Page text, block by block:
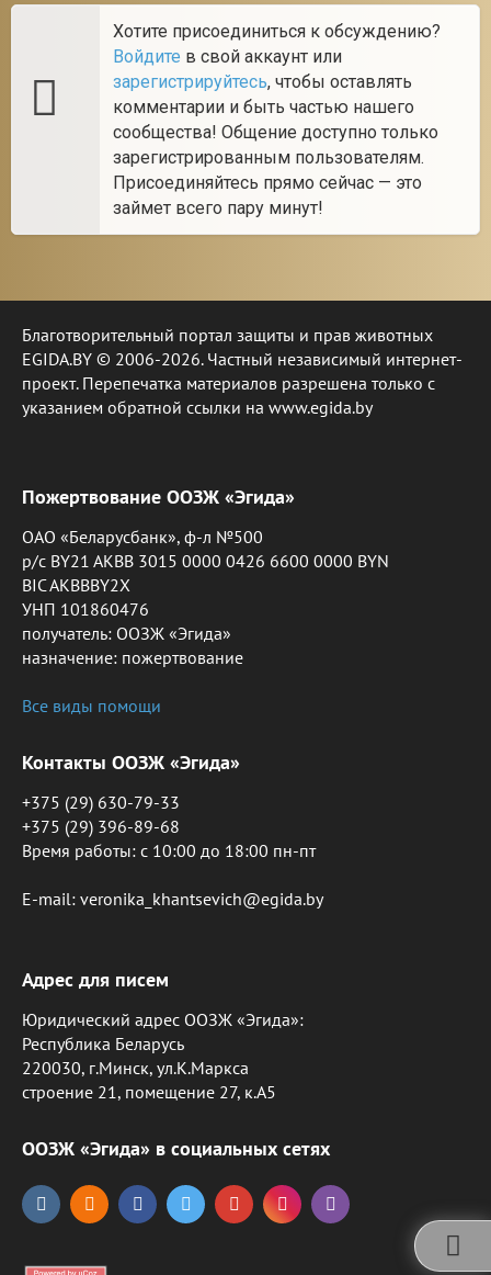
Хотите присоединиться к обсуждению?
Войдите в свой аккаунт или
зарегистрируйтесь, чтобы оставлять
комментарии и быть частью нашего
сообщества! Общение доступно только
зарегистрированным пользователям.
Присоединяйтесь прямо сейчас — это
займет всего пару минут!
Благотворительный портал защиты и прав животных
EGIDA.BY © 2006-2026. Частный независимый интернет-
проект. Перепечатка материалов разрешена только с
указанием обратной ссылки на www.egida.by
Пожертвование ООЗЖ «Эгида»
ОАО «Беларусбанк», ф-л №500
р/с BY21 AKBB 3015 0000 0426 6600 0000 BYN
BIC AKBBBY2X
УНП 101860476
получатель: ООЗЖ «Эгида»
назначение: пожертвование
Все виды помощи
Контакты ООЗЖ «Эгида»
+375 (29) 630-79-33
+375 (29) 396-89-68
Время работы: c 10:00 до 18:00 пн-пт
E-mail: veronika_khantsevich@egida.by
Адрес для писем
Юридический адрес ООЗЖ «Эгида»:
Республика Беларусь
220030, г.Минск, ул.К.Маркса
строение 21, помещение 27, к.А5
ООЗЖ «Эгида» в социальных сетях